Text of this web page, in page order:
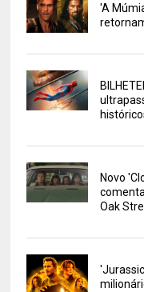
'A
Novo
Oak